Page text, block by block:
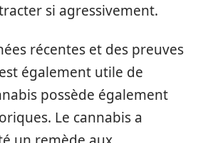
si agressivement.
récentes et des preuves
également utile de
possède également
Le cannabis a